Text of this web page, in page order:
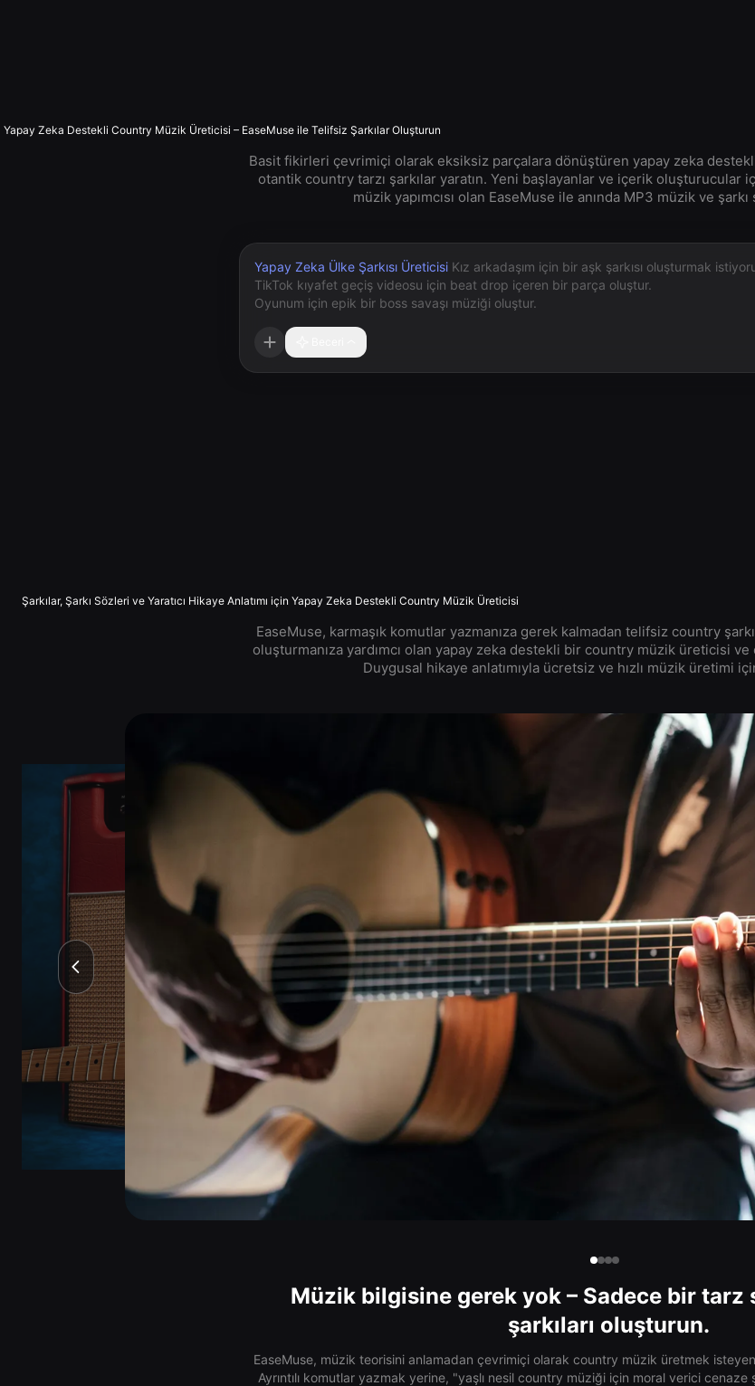
Yapay Zeka Destekli Country Müzik Üreticisi – EaseMuse ile Telifsiz Şarkılar Oluşturun
Basit fikirleri çevrimiçi olarak eksiksiz parçalara dönüştüren yapay zeka
otantik country tarzı şarkılar yaratın. Yeni başlayanlar ve içerik oluşturucular
müzik yapımcısı olan EaseMuse ile anında MP3 müzik ve
Yapay Zeka Ülke Şarkısı Üreticisi
Şarkılar, Şarkı Sözleri ve Yaratıcı Hikaye Anlatımı için Yapay Zeka Destekli Country Müzik Üreticisi
EaseMuse, karmaşık komutlar yazmanıza gerek kalmadan telifsiz country
oluşturmanıza yardımcı olan yapay zeka destekli bir country müzik üreticisi
Duygusal hikaye anlatımıyla ücretsiz ve hızlı müzik üretimi
Müzik bilgisine gerek yok – Sadece bir tarz
şarkıları oluşturun.
EaseMuse, müzik teorisini anlamadan çevrimiçi olarak country müzik üretmek
Ayrıntılı komutlar yazmak yerine, "yaşlı nesil country müziği için moral verici cenaze